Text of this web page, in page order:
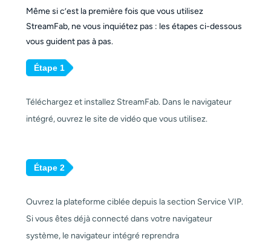
Même si c’est la première fois que vous utilisez
StreamFab, ne vous inquiétez pas : les étapes ci-dessous
vous guident pas à pas.
Étape 1
Téléchargez et installez StreamFab. Dans le navigateur
intégré, ouvrez le site de vidéo que vous utilisez.
Étape 2
Ouvrez la plateforme ciblée depuis la section Service VIP.
Si vous êtes déjà connecté dans votre navigateur
système, le navigateur intégré reprendra